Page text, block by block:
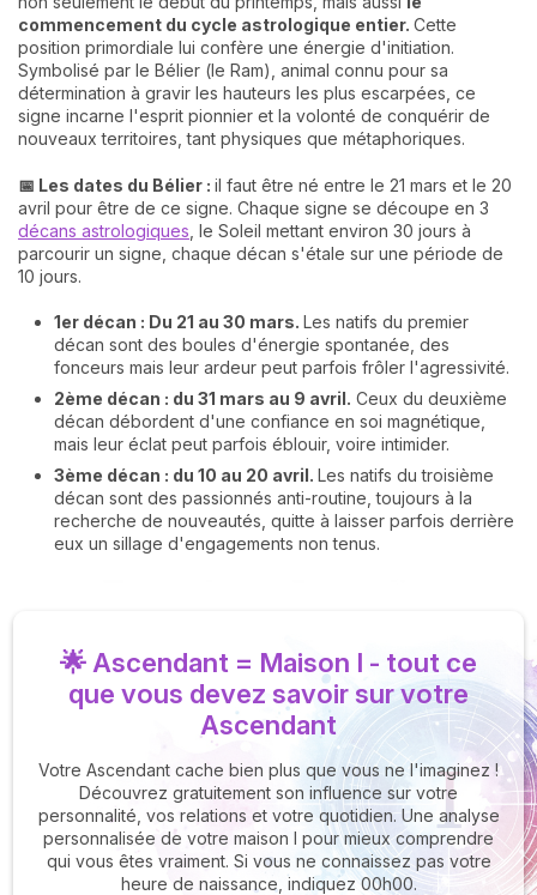
commencement du cycle astrologique entier. Cette
position primordiale lui confère une énergie d'initiation.
Symbolisé par le Bélier (le Ram), animal connu pour sa
détermination à gravir les hauteurs les plus escarpées, ce
signe incarne l'esprit pionnier et la volonté de conquérir de
nouveaux territoires, tant physiques que métaphoriques.
📅 Les dates du Bélier : il faut être né entre le 21 mars et le 20
avril pour être de ce signe. Chaque signe se découpe en 3
décans astrologiques , le Soleil mettant environ 30 jours à
parcourir un signe, chaque décan s'étale sur une période de
10 jours.
1er décan : Du 21 au 30 mars. Les natifs du premier
décan sont des boules d'énergie spontanée, des
fonceurs mais leur ardeur peut parfois frôler l'agressivité.
2ème décan : du 31 mars au 9 avril. Ceux du deuxième
décan débordent d'une confiance en soi magnétique,
mais leur éclat peut parfois éblouir, voire intimider.
3ème décan : du 10 au 20 avril. Les natifs du troisième
décan sont des passionnés anti-routine, toujours à la
recherche de nouveautés, quitte à laisser parfois derrière
eux un sillage d'engagements non tenus.
🌟 Ascendant = Maison I - tout ce
que vous devez savoir sur votre
Ascendant
Votre Ascendant cache bien plus que vous ne l'imaginez !
Découvrez gratuitement son influence sur votre
personnalité, vos relations et votre quotidien. Une analyse
personnalisée de votre maison I pour mieux comprendre
qui vous êtes vraiment. Si vous ne connaissez pas votre
heure de naissance, indiquez 00h00.